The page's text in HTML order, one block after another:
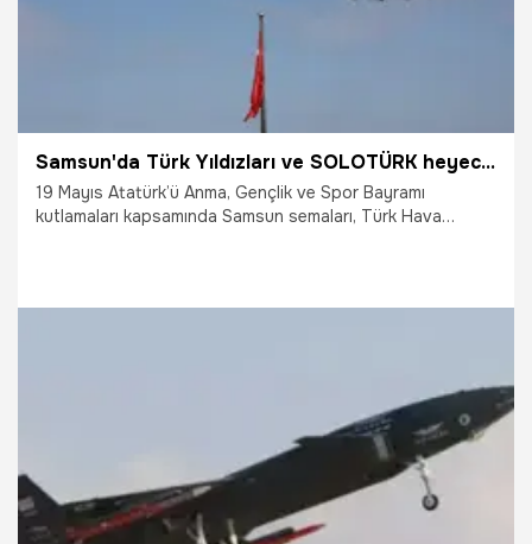
Samsun'da Türk Yıldızları ve SOLOTÜRK heyecanı! Nefes kesen gösteri
19 Mayıs Atatürk’ü Anma, Gençlik ve Spor Bayramı
kutlamaları kapsamında Samsun semaları, Türk Hava
tanıklık etti.